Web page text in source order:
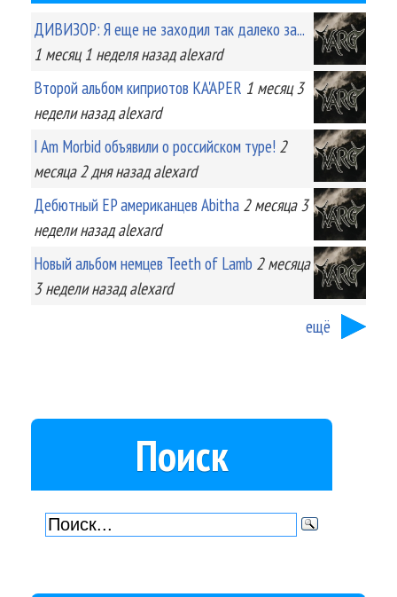
ДИВИЗОР: Я еще не заходил так далеко за...
1 месяц 1 неделяназад alexard
Второй альбом киприотов KA'APER 1 месяц 3
неделиназад alexard
I Am Morbid объявили о российском туре! 2
месяца 2 дняназад alexard
Дебютный EP американцев Abitha 2 месяца 3
неделиназад alexard
Новый альбом немцев Teeth of Lamb 2 месяца
3 неделиназад alexard
ещё
Поиск